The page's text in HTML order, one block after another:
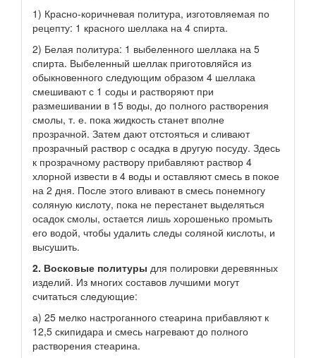
1) Красно-коричневая политура, изготовляемая по
рецепту: 1 красного шеллака на 4 спирта.
2) Белая политура: 1 выбеленного шеллака на 5
спирта. Выбеленный шеллак приготовляйся из
обыкновенного следующим образом 4 шеллака
смешивают с 1 соды и растворяют при
размешивании в 15 воды, до полного растворения
смолы, т. е. пока жидкость станет вполне
прозрачной. Затем дают отстояться и сливают
прозрачный раствор с осадка в другую посуду. Здесь
к прозрачному раствору прибавляют раствор 4
хлорной извести в 4 воды и оставляют смесь в покое
на 2 дня. После этого вливают в смесь понемногу
соляную кислоту, пока не перестанет выделяться
осадок смолы, остается лишь хорошенько промыть
его водой, чтобы удалить следы соляной кислоты, и
высушить.
2. Восковые политуры для полировки деревянных
изделий. Из многих составов лучшими могут
считаться следующие:
а) 25 мелко настроганного стеарина прибавляют к
12,5 скипидара и смесь нагревают до полного
растворения стеарина.